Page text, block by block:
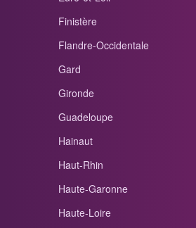
Finistère
Flandre-Occidentale
Gard
Gironde
Guadeloupe
Hainaut
Haut-Rhin
Haute-Garonne
Haute-Loire